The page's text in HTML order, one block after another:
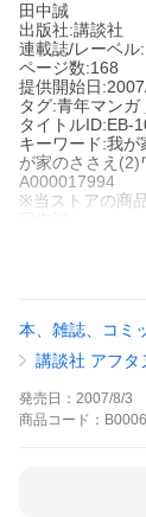
田中誠
出版社:講談社
連載誌/レーベル
ページ数:168
提供開始日
タグ:青年マン
タイトルID:EB-
キーワード:我
が家のささえ(2)
A000017994
※当ストアの商
田中誠
中が静かになっ
いうもの、なぜ
る……。
我が家のささえ
本、雑誌、コミ
講談社 アフタ
発売日： 2007/8/3
商品 コード：